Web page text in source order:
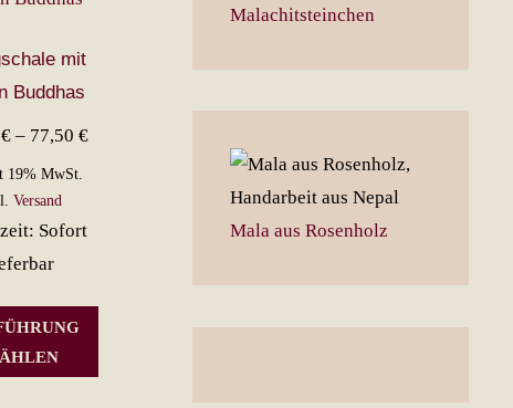
mit
Buddhas
€ – 77,50 €Preisspanne:
77,50 €
19% MwSt.
Versand
Sofort
Dieses
weist
Malachitsteinchen
Mala aus Rosenholz